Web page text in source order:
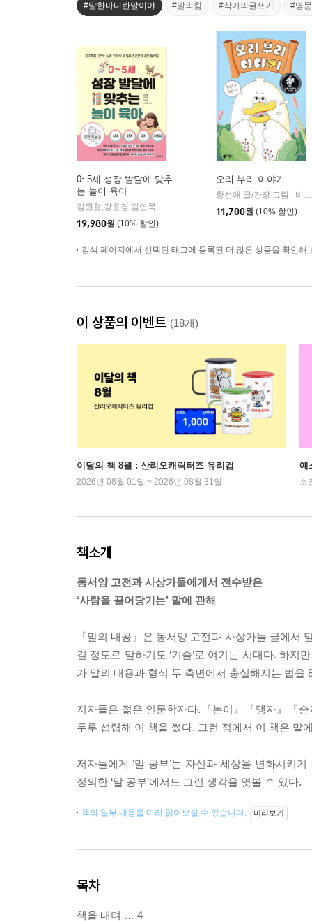
#말한마디란말이야 #말의힘 #작가의글쓰기 #명
0~5세 성장 발달에 맞추
는 놀이 육아
김원철,강윤경,김연목,이지영 저/전선진 그림 | 마음책방
19,980원 (10% 할인)
오리 부리 이야기
황선애 글/간장 그림
비룡소
11,700원 (10% 할인)
검색 페이지에서 선택된 태그에 등록된 더 많은 상품을 확인해
이 상품의 이벤트 (18개)
이달의 책 8월 : 산리오캐릭터즈 유리컵
2026년 08월 01일 ~ 2026년 08월 31일
예
소
책소개
동서양 고전과 사상가들에게서 전수받은
‘사람을 끌어당기는’ 말에 관해
『말의 내공』은 동서양 고전과 사상가들 글에서
길 정도로 말하기도 ‘기술’로 여기는 시대다. 하
가 말의 내용과 형식 두 측면에서 충실해지는 법을
저자들은 젊은 인문학자다.『논어』『맹자』『
두루 섭렵해 이 책을 썼다. 그런 점에서 이 책은 말
저자들에게 ‘말 공부’는 자신과 세상을 변화시키
정의한 ‘말 공부’에서도 그런 생각을 엿볼 수 있다.
책의 일부 내용을 미리 읽어보실 수 있습니다. 미리보기
목차
책을 내며 … 4